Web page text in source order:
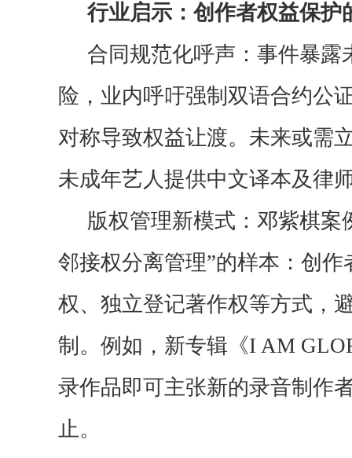
行业启示：创作者权益保护
合同规范化呼声：事件暴露
险，业内呼吁强制双语合约公
对称导致权益让渡。未来或需
未成年艺人提供中文译本及律
版权管理新模式：邓紫棋案
邻接权分离管理”的样本：创
权、独立登记著作权等方式，
制。例如，新专辑《I AM
录作品即可主张新的录音制作
止。